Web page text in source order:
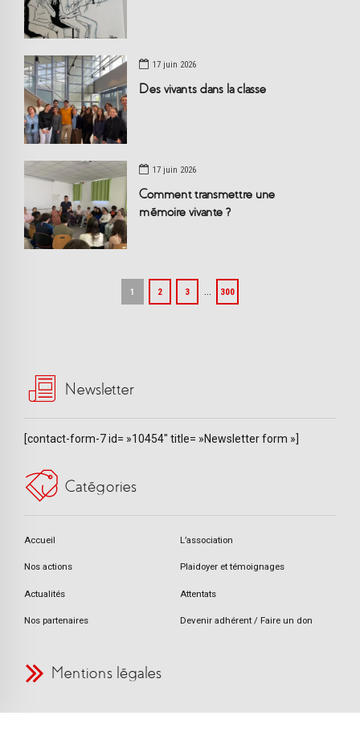
17 juin 2026
Des vivants dans la classe
17 juin 2026
Comment transmettre une
mémoire vivante ?
1 2 3 300
Newsletter
[contact-form-7 id= »10454″ title= »Newsletter form »]
Catégories
Accueil L’association
Nos actions Plaidoyer et témoignages
Actualités Attentats
Nos partenaires Devenir adhérent / Faire un don
Mentions légales